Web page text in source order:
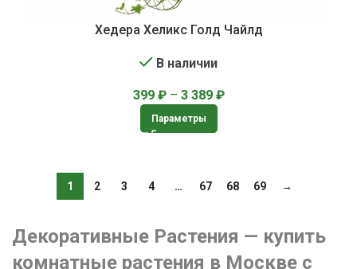
Хедера Хеликс Голд Чайлд
В наличии
399 ₽ – 3 389 ₽
Параметры
1 2 3 4 … 67 68 69 →
Декоративные Растения — купить
комнатные растения в Москве с